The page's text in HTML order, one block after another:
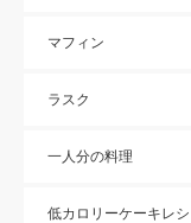
マフィン
ラスク
一人分の料理
低カロリーケーキレ